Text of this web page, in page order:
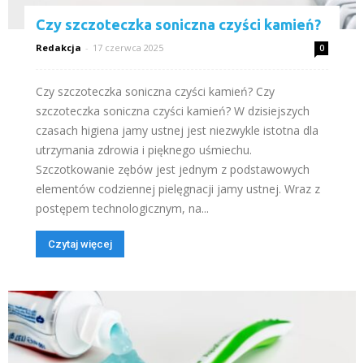
Czy szczoteczka soniczna czyści kamień?
Redakcja - 17 czerwca 2025 0
Czy szczoteczka soniczna czyści kamień? Czy
szczoteczka soniczna czyści kamień? W dzisiejszych
czasach higiena jamy ustnej jest niezwykle istotna dla
utrzymania zdrowia i pięknego uśmiechu.
Szczotkowanie zębów jest jednym z podstawowych
elementów codziennej pielęgnacji jamy ustnej. Wraz z
postępem technologicznym, na...
Czytaj więcej